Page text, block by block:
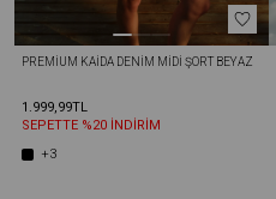
PREMIUM KAIDA DENIM MIDI ŞORT BEYAZ
1.999,99TL
SEPETTE %20 İNDİRİM
+3